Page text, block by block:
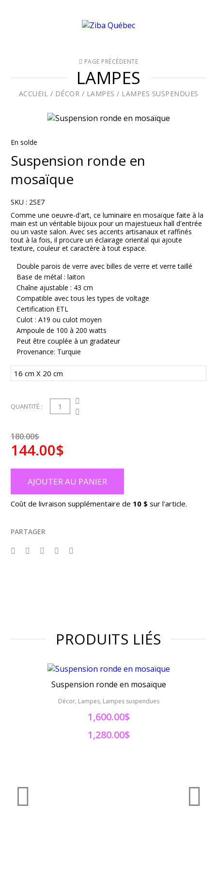
PAGE PRÉCÉDENTE
LAMPES
ACCUEIL / DÉCOR / LAMPES / LAMPES SUSPENDUES
En solde
Suspension ronde en
mosaïque
SKU : 2SE7
Comme une oeuvre-d'art, ce luminaire en mosaïque faite à la
main est un véritable bijoux pour un majestueux hall d'entrée
ou un vaste salon. Avec ses accents artisanaux et raffinés
tout à la fois, il procure un éclairage oriental qui ajoute
texture, couleur et caractère à tout espace.
Double parois de verre avec billes de verre et verre taillé
Base de métal : laiton
Chaîne ajustable : 43 cm
Compatible avec tous les types de voltage
Certification ETL
Culot : A19 ou culot moyen
Ampoule de 100 à 200 watts
Peut être couplée à un gradateur
Provenance: Turquie
QUANTITÉ : 1
180.00$
144.00$
AJOUTER AU PANIER
Coût de livraison supplémentaire de 10 $sur l'article.
PARTAGER
PRODUITS LIÉS
Suspension ronde en mosaïque
Décor, Lampes, Lampes suspendues
1,600.00$
1,280.00$